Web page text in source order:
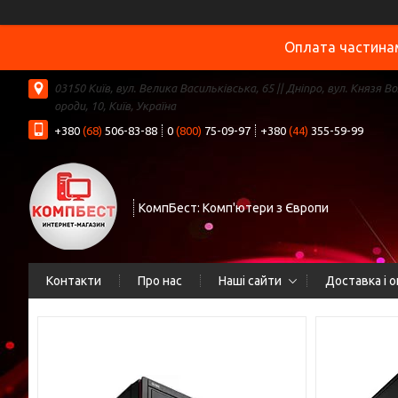
Оплата
03150 Київ, вул. Велика Васильківська, 65 || Дніпро, вул. Князя
ороди, 10, Київ, Україна
+380 (68) 506-83-88 0 (800) 75-09-97 +380 (44) 355-59-99
КомпБест: Комп'ютери з Європи
Контакти Про нас Наші сайти Доставка і